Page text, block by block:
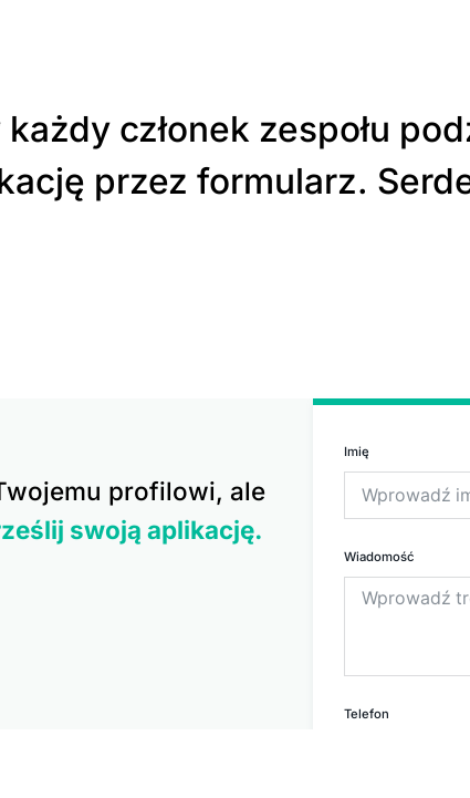
członek zespołu
przez formularz.
profilowi, ale
swoją aplikację.
Imię
Wiadomość
Telefon